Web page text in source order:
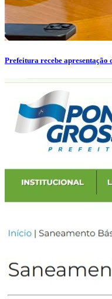
Prefeitura recebe